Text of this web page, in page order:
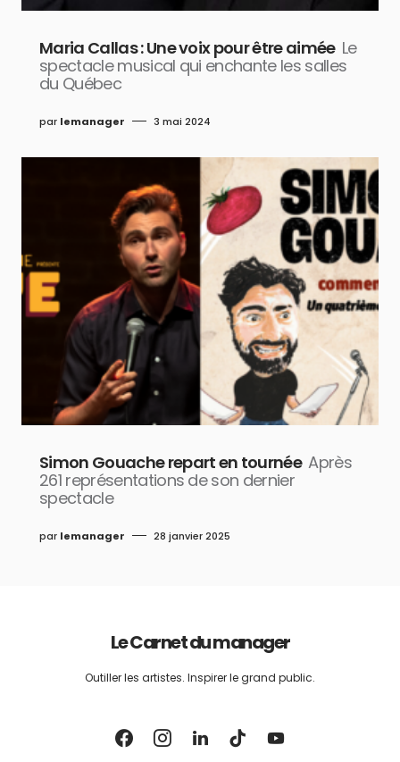
Maria Callas : Une voix pour être aimée Le
spectacle musical qui enchante les salles
du Québec
par lemanager 3 mai 2024
Simon Gouache repart en tournée Après
261 représentations de son dernier
spectacle
par lemanager 28 janvier 2025
Le Carnet du manager
Outiller les artistes. Inspirer le grand public.